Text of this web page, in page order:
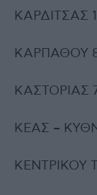
ΚΑΡΔΙΤΣΑΣ
ΚΑΡΠΑΘΟΥ
ΚΑΣΤΟΡΙΑΣ
ΚΕΑΣ –
ΚΕΝΤΡΙΚΟΥ